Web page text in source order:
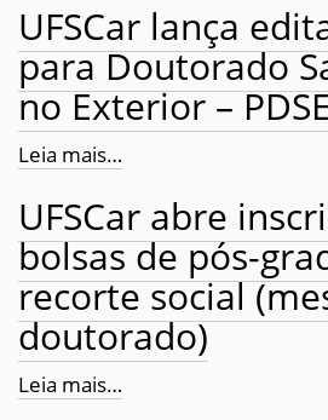
UFSCar lança
para Doutorado
no Exterior –
Leia mais…
UFSCar abre
bolsas de pós-
recorte social
doutorado)
Leia mais…